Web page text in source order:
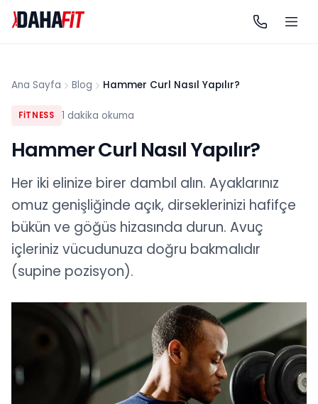
Ana Sayfa Blog Hammer Curl Nasıl Yapılır?
FİTNESS 1 dakika okuma
Hammer Curl Nasıl Yapılır?
Her iki elinize birer dambıl alın. Ayaklarınız
omuz genişliğinde açık, dirseklerinizi hafifçe
bükün ve göğüs hizasında durun. Avuç
içleriniz vücudunuza doğru bakmalıdır
(supine pozisyon).